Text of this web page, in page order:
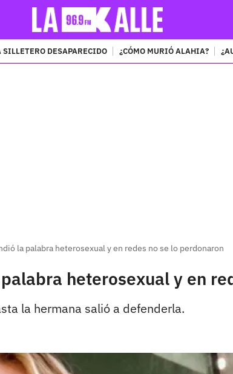
SILLETERO DESAPARECIDO ¿CÓMO MURIÓ ALAHIA?
la palabra heterosexual y en redes no se lo perdonaron
heterosexual y en
la hermana salió a defenderla.